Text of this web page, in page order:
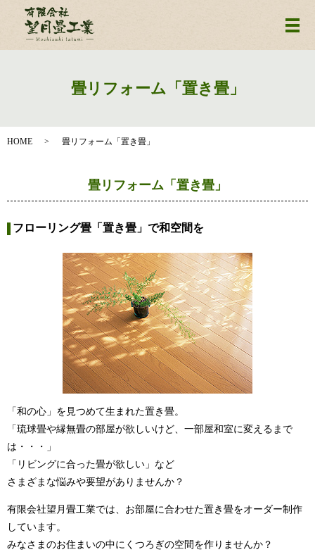
メ
畳リフォーム「置き畳」
HOME 畳リフォーム「置き畳」
畳リフォーム「置き畳」
フローリング畳「置き畳」で和空間を
「和の心」を見つめて生まれた置き畳。
「琉球畳や縁無畳の部屋が欲しいけど、一部屋和室に変えるまで
は・・・」
「リビングに合った畳が欲しい」など
さまざまな悩みや要望がありませんか？
有限会社望月畳工業では、お部屋に合わせた置き畳をオーダー制作
しています。
みなさまのお住まいの中にくつろぎの空間を作りませんか？